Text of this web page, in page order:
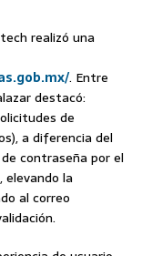
realizó una
. Entre
destacó:
de
a diferencia del
contraseña por el
elevando la
al correo